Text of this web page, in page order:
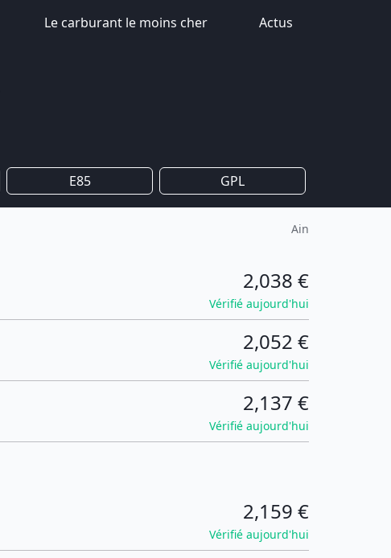
Le carburant le moins cher Actus
E85 GPL
Ain
2,038 €
Vérifié aujourd'hui
2,052 €
Vérifié aujourd'hui
2,137 €
Vérifié aujourd'hui
2,159 €
Vérifié aujourd'hui